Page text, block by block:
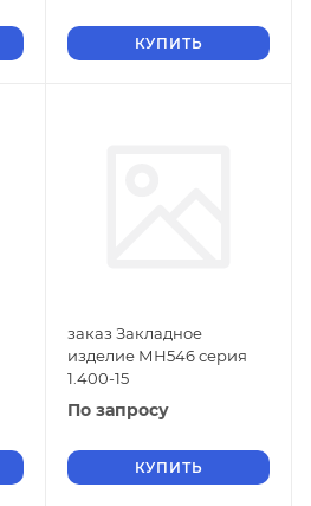
КУПИТЬ
заказ Закладное
изделие МН546 серия
1.400-15
По запросу
КУПИТЬ